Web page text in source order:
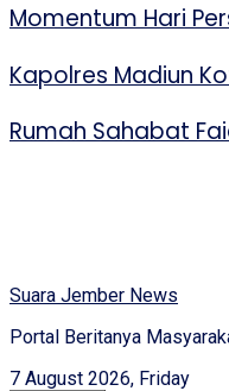
Momentum Hari
Kapolres Madiun
Rumah Sahabat
Suara Jember News
Portal Beritanya
7 August 2026, Friday